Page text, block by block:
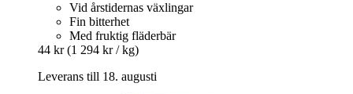
Vid årstidernas växlingar
Fin bitterhet
Med fruktig fläderbär
44 kr (1 294 kr / kg)
Leverans till 18. augusti